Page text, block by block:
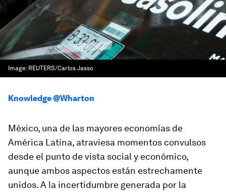
Image: REUTERS/Carlos Jasso
Knowledge @Wharton
México, una de las mayores economías de
América Latina, atraviesa momentos convulsos
desde el punto de vista social y económico,
aunque ambos aspectos están estrechamente
unidos. A la incertidumbre generada por la